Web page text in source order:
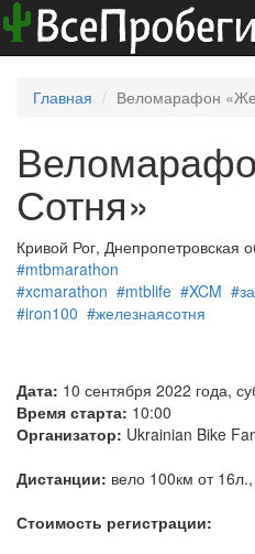
Главная Веломарафон
Сотня»
Кривой Рог, Днепропетровская
#mtbmarathon
#xcmarathon #mtblife #XCM
#iron100 #железнаясотня
Дата: 10 сентября 2022 года,
Время старта: 10:00
Организатор: Ukrainian Bike
Дистанции: вело 100км от
Стоимость регистрации: